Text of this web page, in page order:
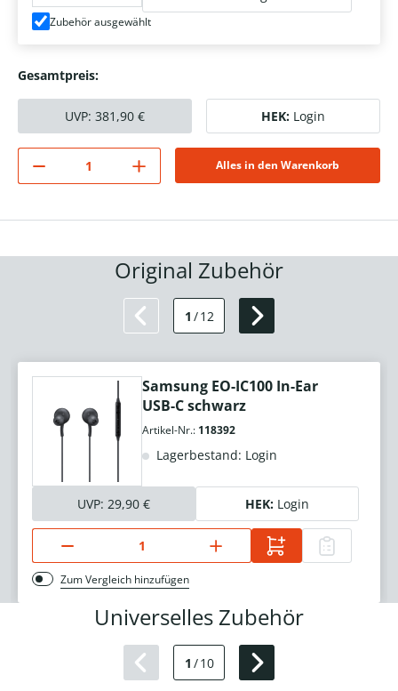
Zubehör ausgewählt
Gesamtpreis:
UVP: 381,90 € HEK: Login
Alles in den Warenkorb
Original Zubehör
1 /12
Samsung EO-IC100 In-Ear
USB-C schwarz
Artikel-Nr.: 118392
Lagerbestand: Login
UVP: 29,90 € HEK: Login
Zum Vergleich hinzufügen
Universelles Zubehör
1 /10